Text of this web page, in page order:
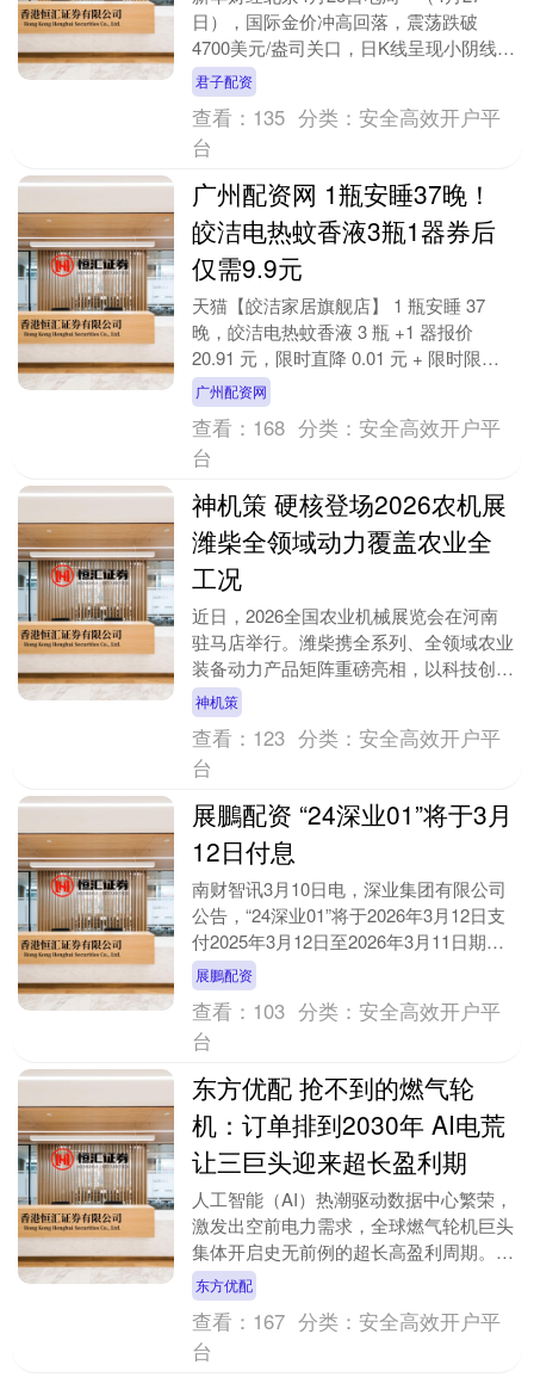
日），国际金价冲高回落，震荡跌破
4700美元/盎司关口，日K线呈现小阴线形
态。周二（4月28日）亚洲时段午盘，现
货黄金短线....
君子配资
查看： 135 分类：安全高效开户平
台
广州配资网 1瓶安睡37晚！
皎洁电热蚊香液3瓶1器券后
仅需9.9元
天猫【皎洁家居旗舰店】 1 瓶安睡 37
晚，皎洁电热蚊香液 3 瓶 +1 器报价
20.91 元，限时直降 0.01 元 + 限时限量
11 元券，实付 9.....
广州配资网
查看： 168 分类：安全高效开户平
台
神机策 硬核登场2026农机展
潍柴全领域动力覆盖农业全
工况
近日，2026全国农业机械展览会在河南
驻马店举行。潍柴携全系列、全领域农业
装备动力产品矩阵重磅亮相，以科技创新
与硬核实力，全面展现农业装备动力领域
的引领姿态。 ....
神机策
查看： 123 分类：安全高效开户平
台
展鵬配资 “24深业01”将于3月
12日付息
南财智讯3月10日电，深业集团有限公司
公告，“24深业01”将于2026年3月12日支
付2025年3月12日至2026年3月11日期间
的利息；本期债券票面利率为....
展鵬配资
查看： 103 分类：安全高效开户平
台
东方优配 抢不到的燃气轮
机：订单排到2030年 AI电荒
让三巨头迎来超长盈利期
人工智能（AI）热潮驱动数据中心繁荣，
激发出空前电力需求，全球燃气轮机巨头
集体开启史无前例的超长高盈利周期。
德国能源设备供应商西门子能源公司近日
披露的2026....
东方优配
查看： 167 分类：安全高效开户平
台